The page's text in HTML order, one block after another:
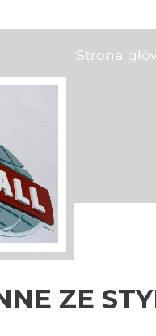
Strona
ZE